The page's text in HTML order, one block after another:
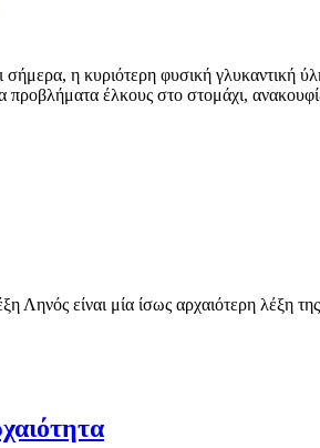
η κυριότερη φυσική γλυκαντική
προβλήματα έλκους στο στομάχι,
Ληνός είναι μία ίσως αρχαιότερη